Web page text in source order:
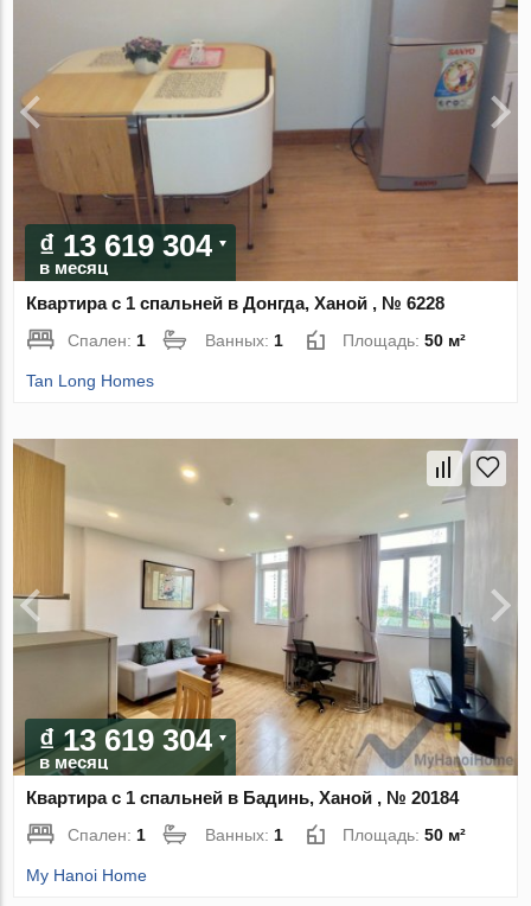
₫ 13 619 304
в месяц
Квартира с 1 спальней в Донгда, Ханой , № 6228
Спален:1 Ванных:1 Площадь:50 м²
Tan Long Homes
₫ 13 619 304
в месяц
Квартира с 1 спальней в Бадинь, Ханой , № 20184
Спален: 1 Ванных: 1 Площадь:50 м²
My Hanoi Home